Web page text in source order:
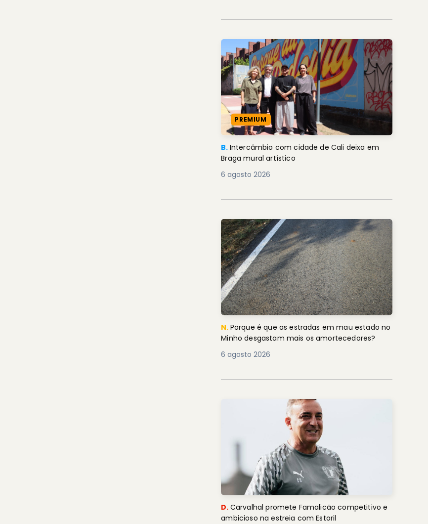
PREMIUM
B. Intercâmbio com cidade de Cali deixa em
Braga mural artístico
6 agosto 2026
N. Porque é que as estradas em mau estado no
Minho desgastam mais os amortecedores?
6 agosto 2026
D. Carvalhal promete Famalicão competitivo e
ambicioso na estreia com Estoril